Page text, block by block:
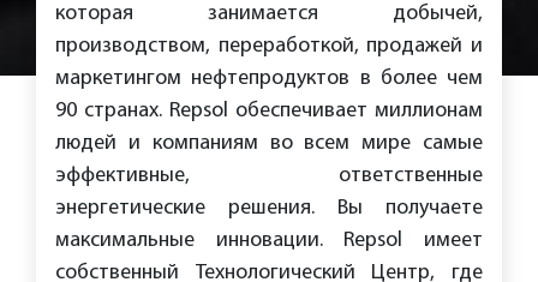
которая занимается добычей,
производством, переработкой, продажей и
маркетингом нефтепродуктов в более чем
90 странах. Repsol обеспечивает миллионам
людей и компаниям во всем мире самые
эффективные, ответственные
энергетические решения. Вы получаете
максимальные инновации. Repsol имеет
собственный Технологический Центр, где